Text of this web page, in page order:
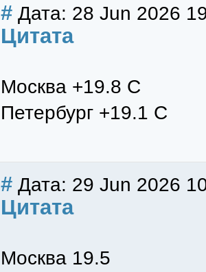
# Дата: 28 Jun 2026
Цитата
Москва +19.8 С
Петербург +19.1 С
# Дата: 29 Jun 2026
Цитата
Москва 19.5